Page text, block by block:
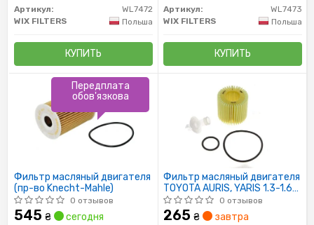
Артикул:
WL7472
WIX FILTERS
Польша
КУПИТЬ
Артикул:
WL7473
WIX FILTERS
Польша
КУПИТЬ
Фильтр масляный двигателя
(пр-во Knecht-Mahle)
0 отзывов
545 ₴ сегодня
Передплата
обов'язкова
Фильтр масляный двигателя
TOYOTA AURIS, YARIS 1.3-1.6
09- (пр-во HENGST)
0 отзывов
265 ₴ завтра